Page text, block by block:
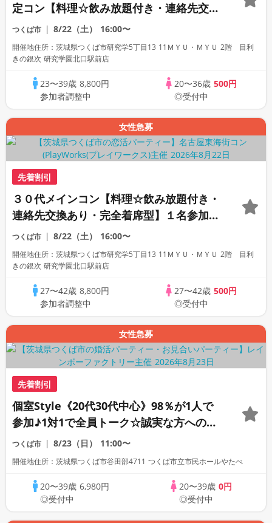
定コン【料理☆飲み放題付き・連絡先交換
あり・完全着席型】１名参加多数・初参加
も大歓迎☆
つくば市 8/22（土） 16:00〜
開催地住所：茨城県つくば市研究学5丁目13 11ＭＹＵ・ＭＹＵ 2階 目利
きの銀次 研究学園北口駅前店
23〜39歳 8,800円
参加者調整中
20〜36歳 500円
◎受付中
女性急募
先着割引
３０代メインコン【料理☆飲み放題付き・
連絡先交換あり・完全着席型】１名参加多
数・初参加も大歓迎☆
つくば市 8/22（土） 16:00〜
開催地住所：茨城県つくば市研究学5丁目13 11ＭＹＵ・ＭＹＵ 2階 目利
きの銀次 研究学園北口駅前店
27〜42歳 8,800円
参加者調整中
27〜42歳 500円
◎受付中
女性急募
先着割引
個室Style《20代30代中心》98％が1人で
参加♪1対1で全員トーク☆誠実な方への婚
活パーティー
つくば市 8/23（日） 11:00〜
開催地住所：茨城県つくば市谷田部4711 つくば市立市民ホールやたべ
20〜39歳 6,980円
◎受付中
20〜39歳 0円
◎受付中